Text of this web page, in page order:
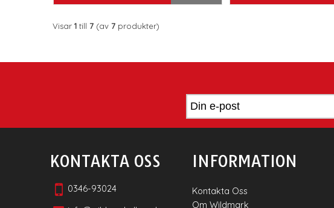
Visar 1till 7(av 7produkter)
KONTAKTA OSS
0346-93024
INFORMATION
Kontakta Oss
Om Wildmark